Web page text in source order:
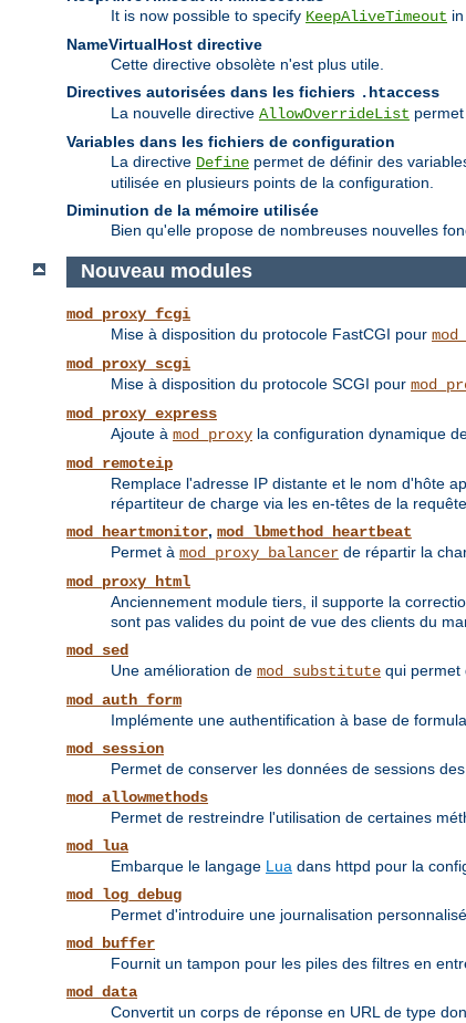
It is now possible to specify KeepAliveTimeout
NameVirtualHost directive
Cette directive obsolète n'est plus utile.
Directives autorisées dans les fichiers .htaccess
La nouvelle directive AllowOverrideList
Variables dans les fichiers de configuration
La directive Define permet de définir des
utilisée en plusieurs points de la configuration.
Diminution de la mémoire utilisée
Bien qu'elle propose de nombreuses nouvelles
Nouveau modules
mod_proxy_fcgi
Mise à disposition du protocole FastCGI pour
mod_proxy_scgi
Mise à disposition du protocole SCGI pour
mod_proxy_express
Ajoute à mod_proxy la configuration dynamique
mod_remoteip
Remplace l'adresse IP distante et le nom d'hôte
répartiteur de charge via les en-têtes de la requête.
mod_heartmonitor, mod_lbmethod_heartbeat
Permet à mod_proxy_balancer de répartir la
mod_proxy_html
Anciennement module tiers, il supporte la
sont pas valides du point de vue des clients du
mod_sed
Une amélioration de mod_substitute qui permet
mod_auth_form
Implémente une authentification à base de
mod_session
Permet de conserver les données de sessions
mod_allowmethods
Permet de restreindre l'utilisation de certaines
mod_lua
Embarque le langage Lua dans httpd pour la
mod_log_debug
Permet d'introduire une journalisation
mod_buffer
Fournit un tampon pour les piles des filtres en
mod_data
Convertit un corps de réponse en URL de type